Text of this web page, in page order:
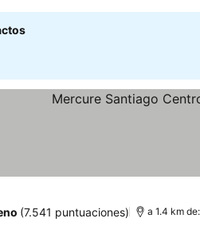
(7.541 puntuaciones) a 1.4 km